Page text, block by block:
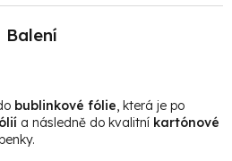
Balení
bublinkové fólie, která je po
a následně do kvalitní kartónové